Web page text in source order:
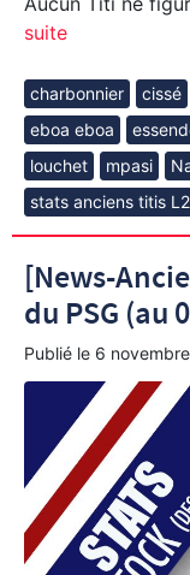
suite
charbonnier cissé
eboa eboa
louchet
mpasi
stats anciens titis L2
[News-
du PSG (au
Publié le 6